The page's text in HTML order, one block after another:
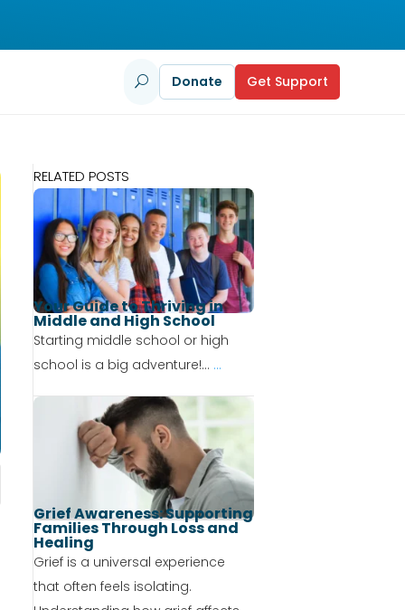
U Donate Get Support
RELATED POSTS
Your Guide to Thriving in
Middle and High School
Starting middle school or high
school is a big adventure!... ...
Grief Awareness: Supporting
Families Through Loss and
Healing
Grief is a universal experience
that often feels isolating.